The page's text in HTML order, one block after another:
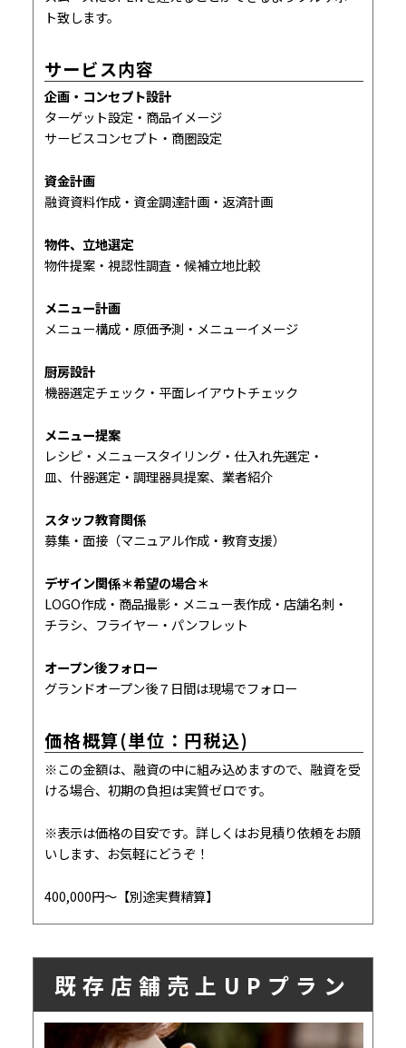
ト致します。
サービス内容
企画・コンセプト設計
ターゲット設定・商品イメージ
サービスコンセプト・商圏設定
資金計画
融資資料作成・資金調達計画・返済計画
物件、立地選定
物件提案・視認性調査・候補立地比較
メニュー計画
メニュー構成・原価予測・メニューイメージ
厨房設計
機器選定チェック・平面レイアウトチェック
メニュー提案
レシピ・メニュースタイリング・仕入れ先選定・
皿、什器選定・調理器具提案、業者紹介
スタッフ教育関係
募集・面接（マニュアル作成・教育支援）
デザイン関係＊希望の場合＊
LOGO作成・商品撮影・メニュー表作成・店舗名刺・
チラシ、フライヤー・パンフレット
オープン後フォロー
グランドオープン後７日間は現場でフォロー
価格概算(単位：円税込)
※この金額は、融資の中に組み込めますので、融資を受
ける場合、初期の負担は実質ゼロです。
※表示は価格の目安です。詳しくはお見積り依頼をお願
いします、お気軽にどうぞ！
400,000円〜【別途実費精算】
既存店舗売上UPプラン